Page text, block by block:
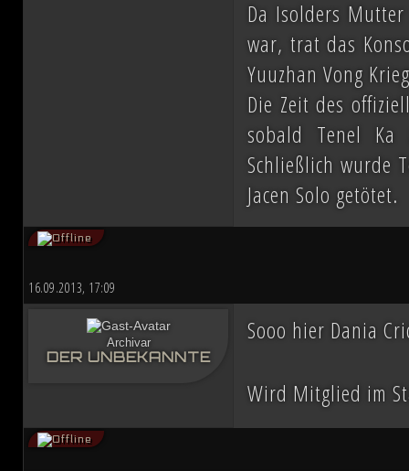
Da Isolders
war, trat das
Yuuzhan Vong
Die Zeit des
sobald Tenel
Schließlich wurde
Jacen Solo getötet.
16.09.2013, 17:09
Archivar
DER UNBEKANNTE
Sooo hier Dania
Wird Mitglied im